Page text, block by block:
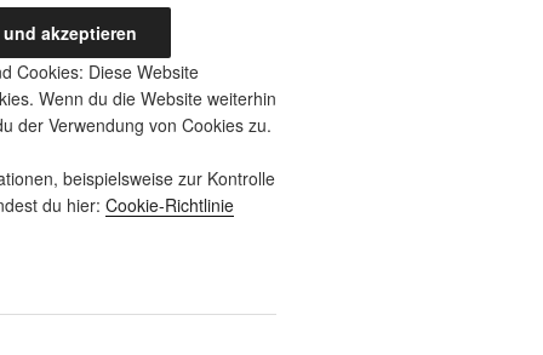
Cookies: Diese Website
Wenn du die Website weiterhin
der Verwendung von Cookies zu.
beispielsweise zur Kontrolle
du hier: Cookie-Richtlinie